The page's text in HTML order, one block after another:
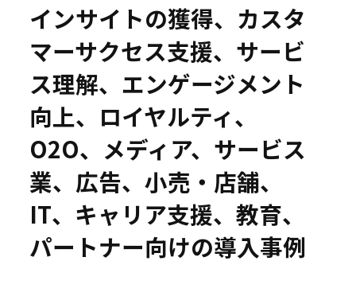
事例
セミナー
お役立ち情報
お問い合わせ
インサイトの獲得、カスタ
マーサクセス支援、サービ
ス理解、エンゲージメント
向上、ロイヤルティ、
O2O、メディア、サービス
業、広告、小売・店舗、
IT、キャリア支援、教育、
パートナー向けの導入事例